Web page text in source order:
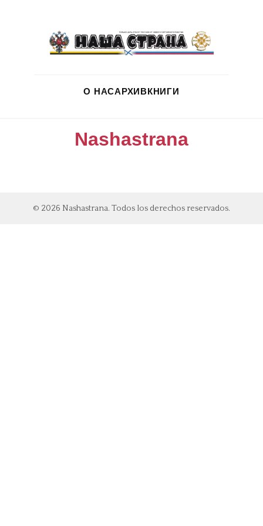
О НАСАРХИВКНИГИ
Nashastrana
© 2026 Nashastrana. Todos los derechos reservados.